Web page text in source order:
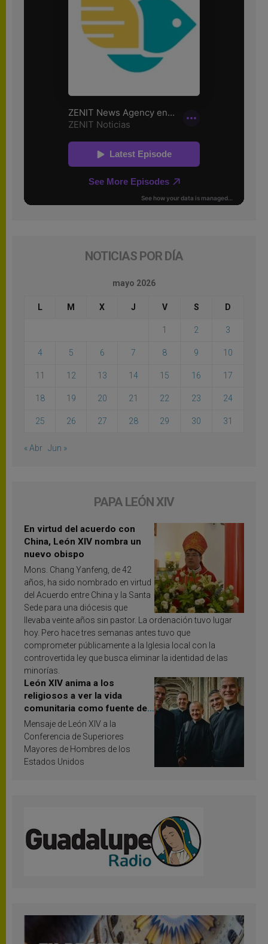
NOTICIAS POR DÍA
mayo 2026
L M X J V S D
1 2 3
4 5 6 7 8 9 10
11 12 13 14 15 16 17
18 19 20 21 22 23 24
25 26 27 28 29 30 31
« Abr Jun »
PAPA LEÓN XIV
En virtud del acuerdo con
China, León XIV nombra un
nuevo obispo
Mons. Chang Yanfeng, de 42
años, ha sido nombrado en virtud
del Acuerdo entre China y la Santa
Sede para una diócesis que
llevaba veinte años sin pastor. La ordenación tuvo lugar
hoy. Pero hace tres semanas antes tuvo que
comprometer públicamente a la Iglesia local con la
controvertida ley que busca eliminar la identidad de las
minorías.
León XIV anima a los
religiosos a ver la vida
comunitaria como fuente de
inspiración y santificación
Mensaje de León XIV a la
Conferencia de Superiores
Mayores de Hombres de los
Estados Unidos